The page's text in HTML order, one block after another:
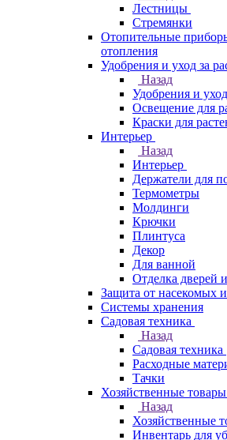
Лестницы
Стремянки
Отопительные
отопления
Удобрения и уход за
Назад
Удобрения и
Освещение для
Краски для
Интерьер
Назад
Интерьер
Держатели для
Термометры
Молдинги
Крючки
Плинтуса
Декор
Для ванной
Отделка дверей
Защита от насекомых
Системы хранения
Садовая техника
Назад
Садовая техника
Расходные
Тачки
Хозяйственные товары
Назад
Хозяйственные
Инвентарь для